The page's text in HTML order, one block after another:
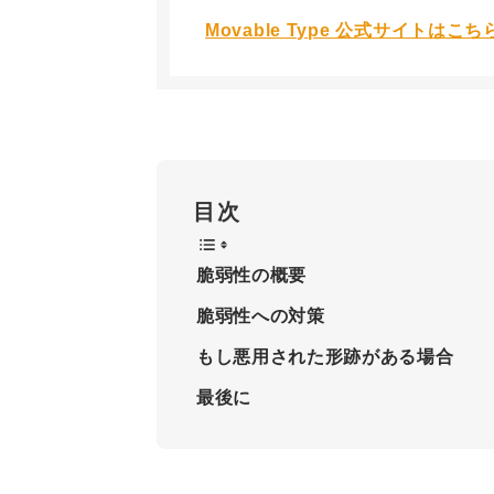
Movable Type 公式サイトはこち
目次
脆弱性の概要
脆弱性への対策
もし悪用された形跡がある場合
最後に